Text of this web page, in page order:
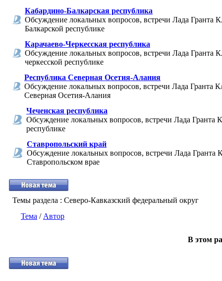
Кабардино-Балкарская республика
Обсуждение локальных вопросов, встречи Лада Гранта
Балкарской республике
Карачаево-Черкесская республика
Обсуждение локальных вопросов, встречи Лада Гранта
черкесской республике
Республика Северная Осетия-Алания
Обсуждение локальных вопросов, встречи Лада Гранта
Северная Осетия-Алания
Чеченская республика
Обсуждение локальных вопросов, встречи Лада Гранта
республике
Ставропольский край
Обсуждение локальных вопросов, встречи Лада Гранта
Ставропольском врае
Темы раздела : Северо-Кавказский федеральный округ
Тема / Автор
В этом